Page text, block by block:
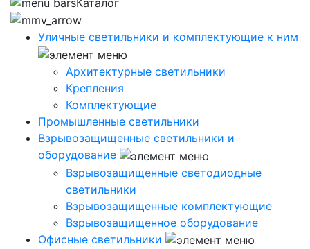
Уличные светильники и комплектующие к ним
Архитектурные светильники
Крепления
Комплектующие
Промышленные светильники
Взрывозащищенные светильники и
оборудование
Взрывозащищенные светодиодные
светильники
Взрывозащищенные комплектующие
Взрывозащищенное оборудование
Офисные светильники